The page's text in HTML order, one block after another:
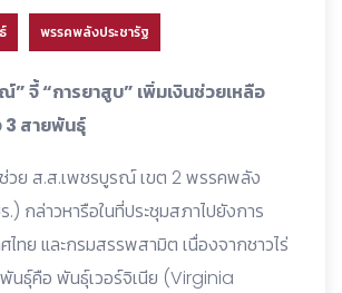
พรรคพลังประชารัฐ
จี้ “การยาสูบ” เพิ่มเงินช่วยเหลือ
3 สายพันธุ์
วย ส.ส.เพชรบูรณ์ เขต 2 พรรคพลัง
กล่าวหารือในที่ประชุมสภาไปยังการ
ไทย และกรมสรรพสามิต เนื่องจากชาวไร่
นธุ์คือ พันธุ์เวอร์จิเนีย (Virginia